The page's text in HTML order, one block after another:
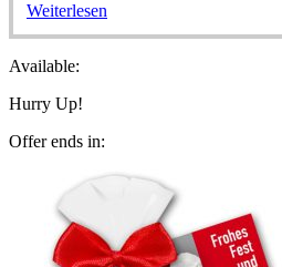
Weiterlesen
Available:
Hurry Up!
Offer ends in: